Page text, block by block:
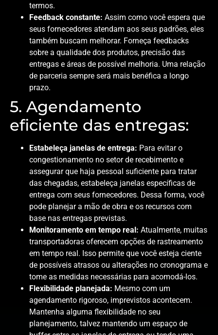
termos.
Feedback constante: Assim como você espera que
seus fornecedores atendam aos seus padrões, eles
também buscam melhorar. Forneça feedbacks
sobre a qualidade dos produtos, precisão das
entregas e áreas de possível melhoria. Uma relação
de parceria sempre será mais benéfica a longo
prazo.
5. Agendamento
eficiente das entregas:
Estabeleça janelas de entrega: Para evitar o
congestionamento no setor de recebimento e
assegurar que haja pessoal suficiente para tratar
das chegadas, estabeleça janelas específicas de
entrega com seus fornecedores. Dessa forma, você
pode planejar a mão de obra e os recursos com
base nas entregas previstas.
Monitoramento em tempo real: Atualmente, muitas
transportadoras oferecem opções de rastreamento
em tempo real. Isso permite que você esteja ciente
de possíveis atrasos ou alterações no cronograma e
tome as medidas necessárias para acomodá-los.
Flexibilidade planejada: Mesmo com um
agendamento rigoroso, imprevistos acontecem.
Mantenha alguma flexibilidade no seu
planejamento, talvez mantendo um espaço de